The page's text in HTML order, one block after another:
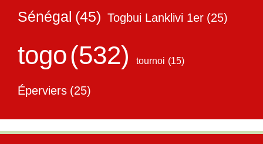
Sénégal (45) Togbui Lanklivi 1er (25)
togo(532) tournoi (15)
Éperviers (25)